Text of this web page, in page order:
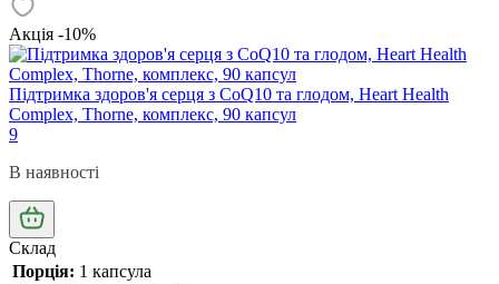
Акція -10%
Підтримка здоров'я серця з CoQ10 та глодом, Heart Health
Complex, Thorne, комплекс, 90 капсул
9
В наявності
Склад
Порція: 1 капсула